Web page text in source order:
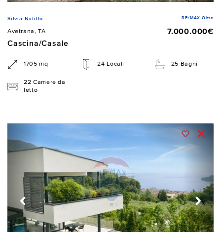
Silvia Natillo RE/MAX Oltre
Avetrana, TA
7.000.000€
Cascina/Casale
1705 mq 24 Locali 25 Bagni
22 Camere da
letto